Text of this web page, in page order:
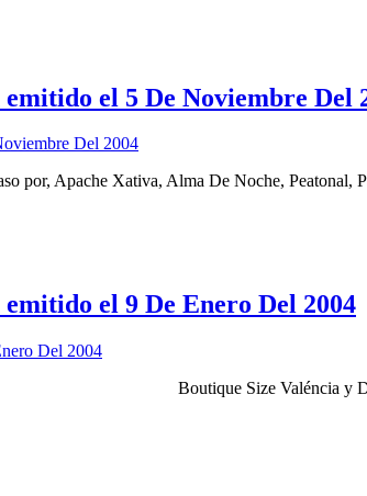
el 5 De Noviembre Del
por, Apache Xativa, Alma De Noche, Peatonal,
el 9 De Enero Del 2004
Boutique Size Valéncia y